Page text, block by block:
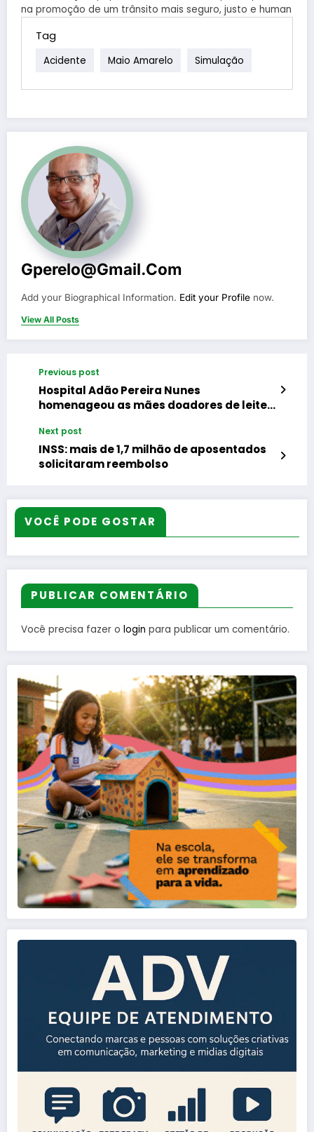
na promoção de um trânsito mais seguro, justo e human
Tag
Acidente Maio Amarelo Simulação
Gperelo@gmail.com
Add your Biographical Information. Edit your Profile now.
View All Posts
Previous post
Hospital Adão Pereira Nunes
homenageou as mães doadores de leite
Next post
INSS: mais de 1,7 milhão de aposentados
solicitaram reembolso
VOCÊ PODE GOSTAR
PUBLICAR COMENTÁRIO
Você precisa fazer o login para publicar um comentário.